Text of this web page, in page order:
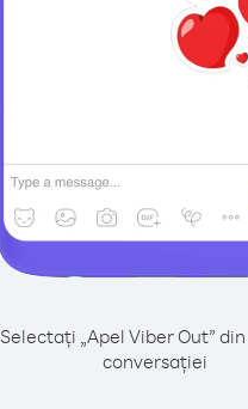
Selectați „Apel Viber Out”
conversației